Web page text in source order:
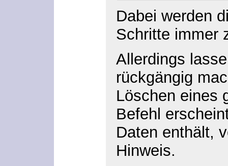
Dabei werden
Schritte immer
Allerdings
rückgängig
Löschen eines
Befehl
Daten enthält,
Hinweis.